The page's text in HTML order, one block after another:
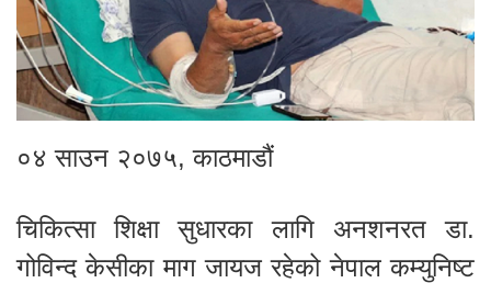
०४ साउन २०७५, काठमाडौं
चिकित्सा शिक्षा सुधारका लागि अनशनरत डा.
गोविन्द केसीका माग जायज रहेको नेपाल कम्युनिष्ट